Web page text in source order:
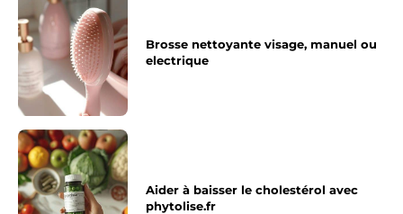
Brosse nettoyante visage, manuel ou
electrique
Aider à baisser le cholestérol avec
phytolise.fr